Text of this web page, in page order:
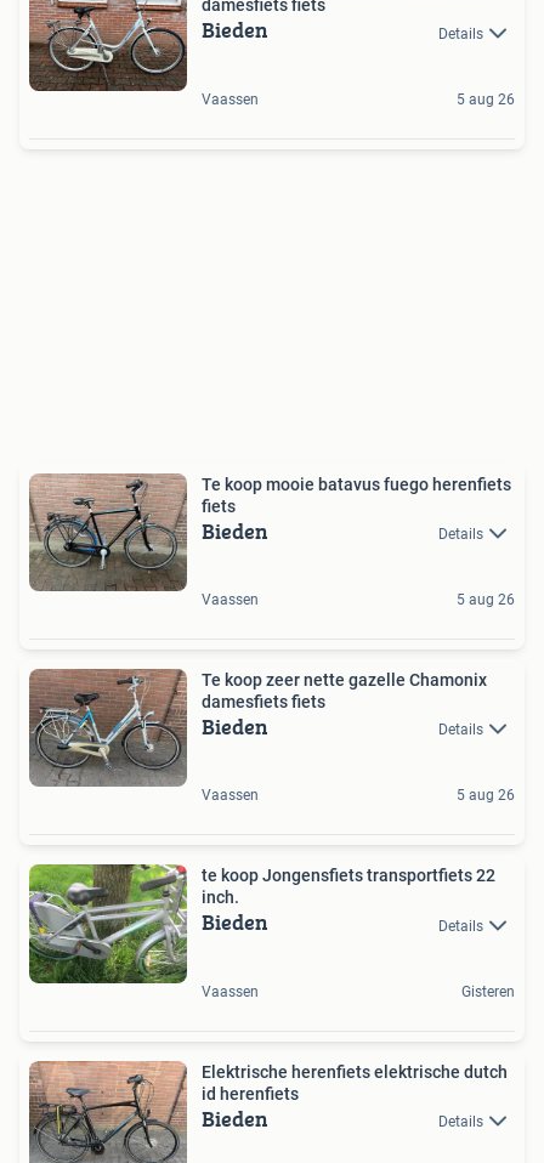
damesfiets fiets
Bieden Details
Vaassen 5 aug 26
Te koop mooie batavus fuego herenfiets
fiets
Bieden Details
Vaassen 5 aug 26
Te koop zeer nette gazelle Chamonix
damesfiets fiets
Bieden Details
Vaassen 5 aug 26
te koop Jongensfiets transportfiets 22
inch.
Bieden Details
Vaassen Gisteren
Elektrische herenfiets elektrische dutch
id herenfiets
Bieden Details